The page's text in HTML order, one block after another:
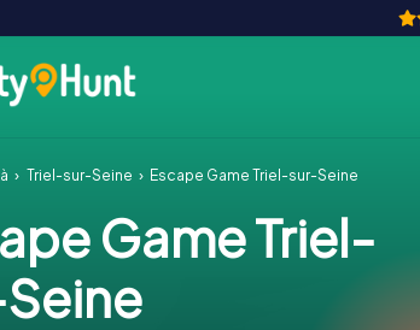
Triel-sur-Seine Escape Game Triel-sur-Seine
Game Triel-